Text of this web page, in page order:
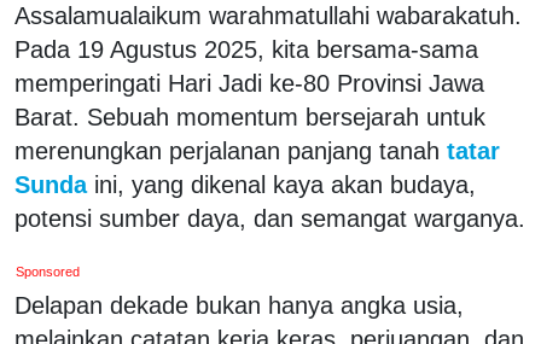
Assalamualaikum warahmatullahi wabarakatuh.
Pada 19 Agustus 2025, kita bersama-sama
memperingati Hari Jadi ke-80 Provinsi Jawa
Barat. Sebuah momentum bersejarah untuk
merenungkan perjalanan panjang tanah tatar
Sunda ini, yang dikenal kaya akan budaya,
potensi sumber daya, dan semangat warganya.
Sponsored
Delapan dekade bukan hanya angka usia,